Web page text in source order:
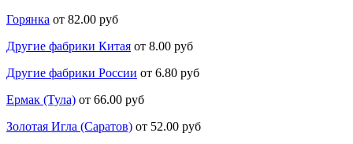
Горянка от 82.00 руб
Другие фабрики Китая от 8.00 руб
Другие фабрики России от 6.80 руб
Ермак (Тула) от 66.00 руб
Золотая Игла (Саратов) от 52.00 руб